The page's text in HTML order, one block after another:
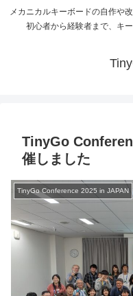
メカニカルキーボードの自作や
初心者から経験者まで、キ
TinyGo
催しました
TinyGo Conference 2025 in JAPAN